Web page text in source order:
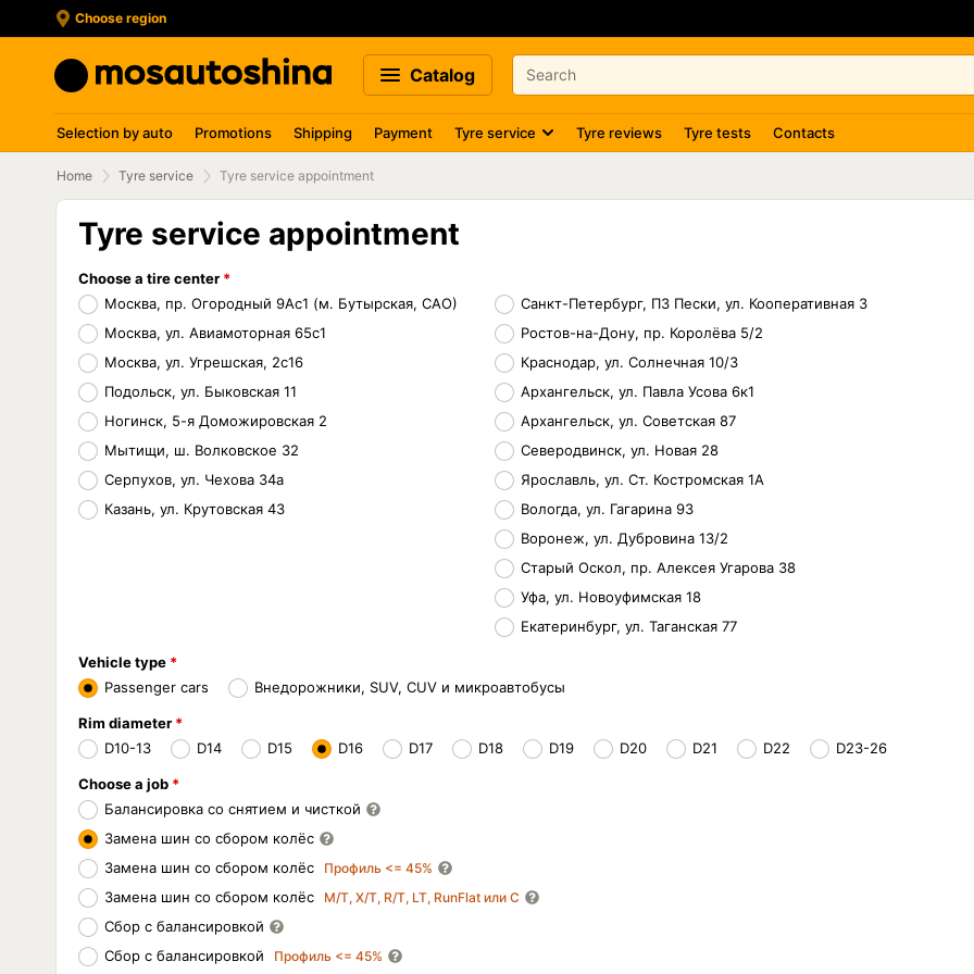
Choose region
Catalog
Selection by auto Promotions Shipping Payment Tyre service Tyre reviews Tyre tests Contacts
Home Tyre service Tyre service appointment
Tyre service appointment
Choose a tire center
Москва, пр. Огородный 9Ас1 (м. Бутырская, САО)
Москва, ул. Авиамоторная 65с1
Москва, ул. Угрешская, 2с16
Подольск, ул. Быковская 11
Ногинск, 5-я Доможировская 2
Мытищи, ш. Волковское 32
Серпухов, ул. Чехова 34а
Казань, ул. Крутовская 43
Санкт-Петербург, ПЗ Пески, ул. Кооперативная 3
Ростов-на-Дону, пр. Королёва 5/2
Краснодар, ул. Солнечная 10/3
Архангельск, ул. Павла Усова 6к1
Архангельск, ул. Советская 87
Северодвинск, ул. Новая 28
Ярославль, ул. Ст. Костромская 1А
Вологда, ул. Гагарина 93
Воронеж, ул. Дубровина 13/2
Старый Оскол, пр. Алексея Угарова 38
Уфа, ул. Новоуфимская 18
Екатеринбург, ул. Таганская 77
Vehicle type
Passenger cars
Внедорожники, SUV, CUV и микроавтобусы
Rim diameter
D10-13
D14 D15 D16 D17 D18 D19 D20 D21 D22 D23-26
Choose a job
Балансировка со снятием и чисткой
Замена шин со сбором колёс
Замена шин со сбором колёс
Профиль <= 45%
Замена шин со сбором колёс M/T, X/T, R/T, LT, RunFlat или C
Сбор с балансировкой
Сбор с балансировкой
Профиль <= 45%